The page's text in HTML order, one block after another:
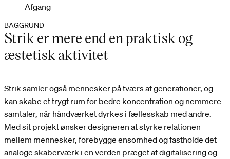
Afgang
BAGGRUND
Strik er mere end en praktisk og
æstetisk aktivitet
Strik samler også mennesker på tværs af generationer, og
kan skabe et trygt rum for bedre koncentration og nemmere
samtaler, når håndværket dyrkes i fællesskab med andre.
Med sit projekt ønsker designeren at styrke relationen
mellem mennesker, forebygge ensomhed og fastholde det
analoge skaberværk i en verden præget af digitalisering og